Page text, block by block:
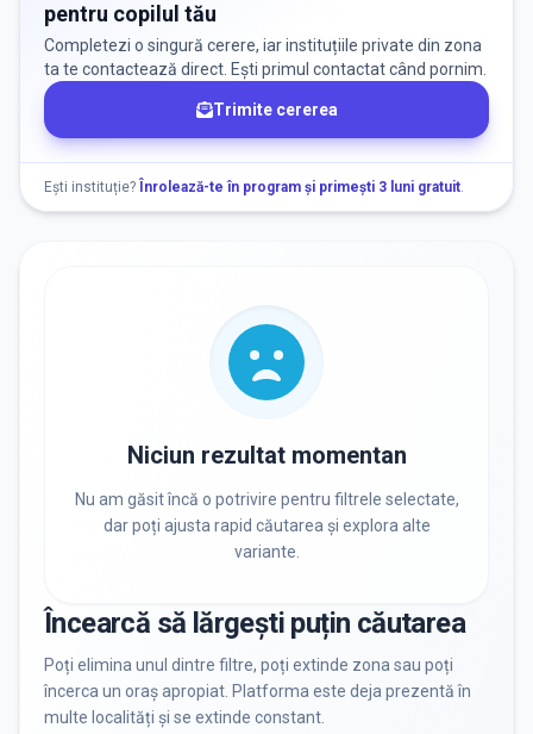
Nu există informații despre locuri libere
pentru copilul tău
Completezi o singură cerere, iar instituțiile private din zona
ta te contactează direct. Ești primul contactat când pornim.
Trimite cererea
Ești instituție? Înrolează-te în program și primești 3 luni gratuit.
Niciun rezultat momentan
Nu am găsit încă o potrivire pentru filtrele selectate,
dar poți ajusta rapid căutarea și explora alte
variante.
Încearcă să lărgești puțin căutarea
Poți elimina unul dintre filtre, poți extinde zona sau poți
încerca un oraș apropiat. Platforma este deja prezentă în
multe localități și se extinde constant.